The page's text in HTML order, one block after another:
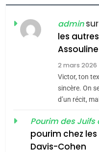
adminsur
les
Assouline
2 mars 2026
Victor, ton
sincère. On
d’un récit,
Pourim des Juifs
pourim chez
Davis-Cohen